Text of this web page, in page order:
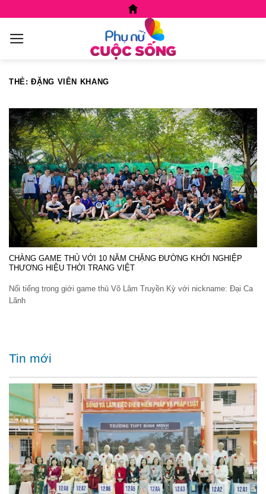
content
THẺ:ĐẶNG VIÊN KHANG
CHÀNG GAME THỦ VỚI 10 NĂM CHẶNG ĐƯỜNG KHỞI NGHIỆP
THƯƠNG HIỆU THỜI TRANG VIỆT
Nổi tiếng trong giới game thủ Võ Lâm Truyền Kỳ với nickname: Đại Ca
Lãnh
Tin mới